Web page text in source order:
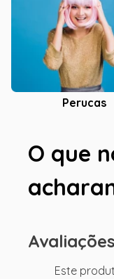
Perucas
O que
Avaliações
Este